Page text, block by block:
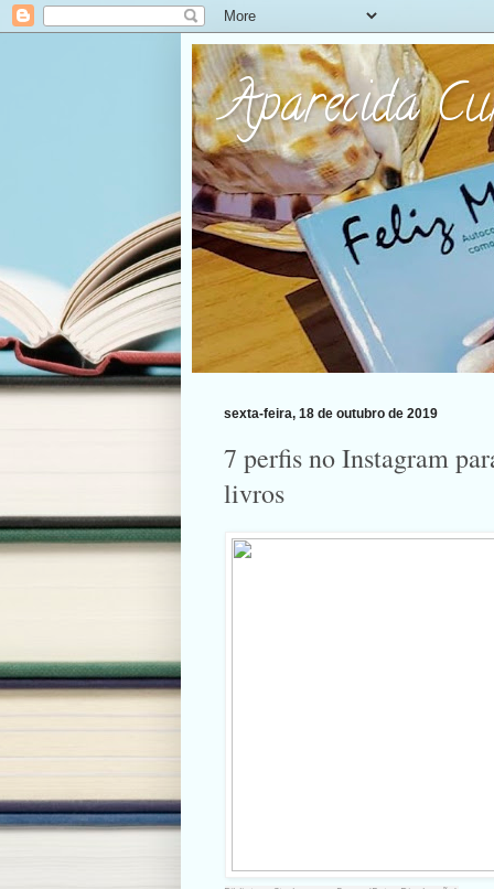
Aparecida
sexta-feira, 18 de outubro de 2019
7 perfis no Instagram
livros